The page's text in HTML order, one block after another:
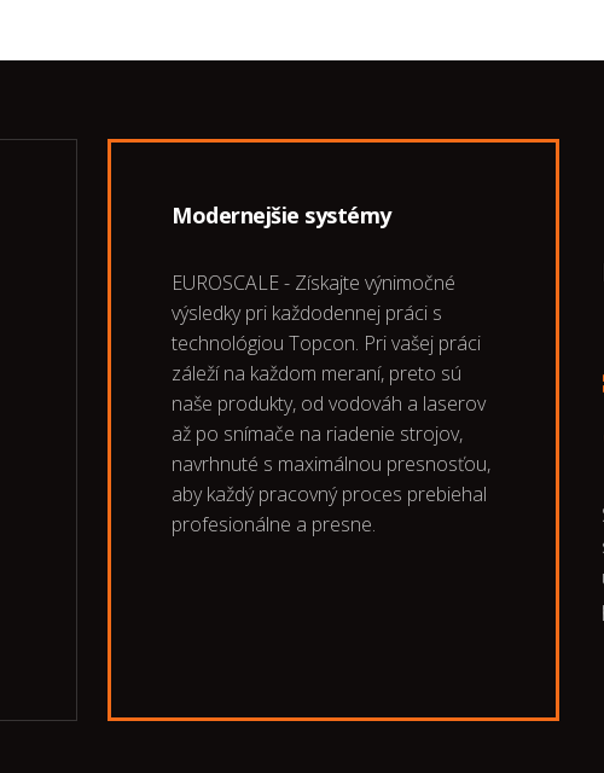
Modernejšie systémy
EUROSCALE - Získajte výnimočné
výsledky pri každodennej práci s
technológiou Topcon. Pri vašej práci
záleží na každom meraní, preto sú
naše produkty, od vodováh a laserov
až po snímače na riadenie strojov,
navrhnuté s maximálnou presnosťou,
aby každý pracovný proces prebiehal
profesionálne a presne.